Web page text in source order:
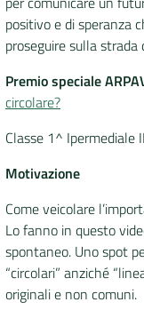
positivo e di speranza
proseguire sulla
Premio speciale
circolare?
Classe 1^ Ipermediale
Motivazione
Come veicolare
Lo fanno in questo
spontaneo. Uno spot
“circolari” anziché
originali e non comuni.